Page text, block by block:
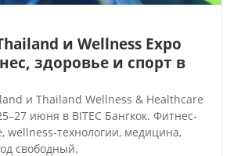
и Wellness Expo
здоровье и спорт в
и Thailand Wellness & Healthcare
июня в BITEC Бангкок. Фитнес-
wellness-технологии, медицина,
свободный.